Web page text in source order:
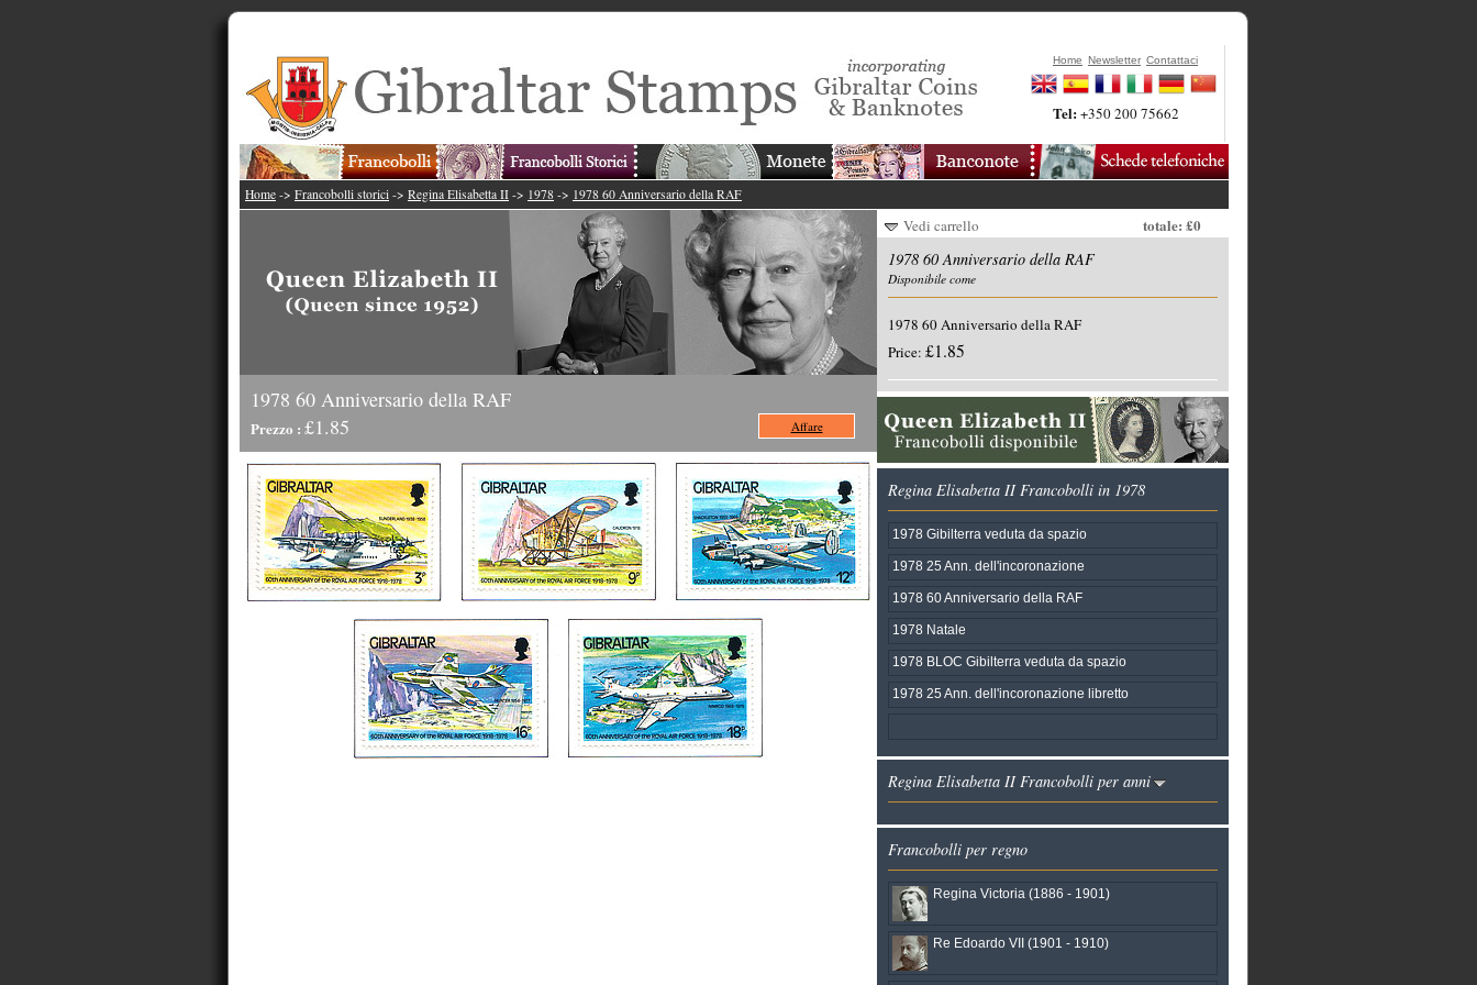
Home Newsletter Contattaci
Tel:+350 200 75662
Home -> Francobolli storici -> Regina Elisabetta II -> 1978 -> 1978 60 Anniversario della RAF
1978 60 Anniversario della RAF
Prezzo : £1.85 Affare
Vedi carrello
totale: £0
1978 60 Anniversario della RAF
Disponibile come
1978 60 Anniversario della RAF
Price: £1.85
Regina Elisabetta II Francobolli in 1978
1978 Gibilterra veduta da spazio
1978 25 Ann. dell'incoronazione
1978 60 Anniversario della RAF
1978 Natale
1978 BLOC Gibilterra veduta da spazio
1978 25 Ann. dell'incoronazione libretto
Regina Elisabetta II Francobolli per anni
Francobolli per regno
Regina Victoria (1886 - 1901)
Re Edoardo VII (1901 - 1910)